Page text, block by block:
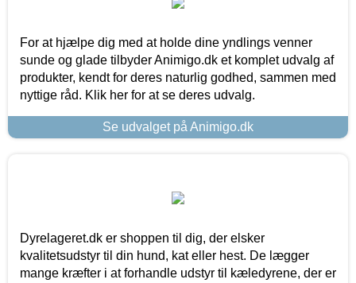
For at hjælpe dig med at holde dine yndlings venner
sunde og glade tilbyder Animigo.dk et komplet udvalg af
produkter, kendt for deres naturlig godhed, sammen med
nyttige råd. Klik her for at se deres udvalg.
Se udvalget på Animigo.dk
Dyrelageret.dk er shoppen til dig, der elsker
kvalitetsudstyr til din hund, kat eller hest. De lægger
mange kræfter i at forhandle udstyr til kæledyrene, der er